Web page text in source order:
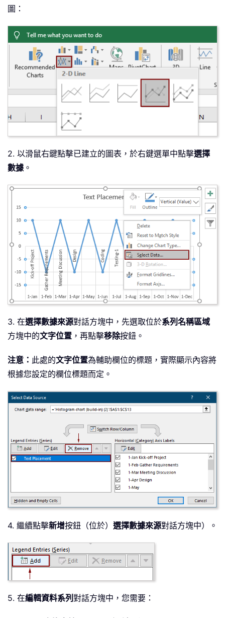
圖：
2. 以滑鼠右鍵點擊已建立的圖表，於右鍵選單中點擊選擇
數據 。
3. 在選擇數據來源對話方塊中，先選取位於系列名稱區域
方塊中的文字位置 ，再點擊移除按鈕。
注意： 此處的文字位置為輔助欄位的標題，實際顯示內容將
根據您設定的欄位標題而定。
4. 繼續點擊新增按鈕（位於） 選擇數據來源對話方塊中）。
5. 在編輯資料系列 對話方塊中，您需要：